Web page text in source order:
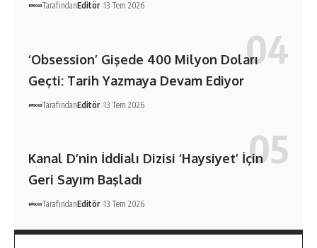
TarafındanEditör 13 Tem 2026
‘Obsession’ Gişede 400 Milyon Doları
Geçti: Tarih Yazmaya Devam Ediyor
TarafındanEditör 13 Tem 2026
Kanal D’nin İddialı Dizisi ‘Haysiyet’ İçin
Geri Sayım Başladı
TarafındanEditör 13 Tem 2026